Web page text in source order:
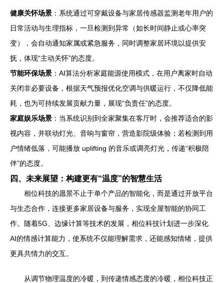
健康关怀场景 ：系统通过可穿戴设备与家居传感器监测老年用户的
日常活动与生理指标，一旦检测到异常（如长时间静止或心率突
变），会自动通知家属或紧急服务，同时调整家居环境以提供安
抚，体现“主动关怀”的态度。
节能环保场景 ：AI算法分析家庭能源使用模式，在用户离家时自动
关闭非必要设备，根据天气预报优化空调与供暖运行，不仅降低能
耗，也为可持续发展贡献力量，展现“负责任”的态度。
家庭娱乐场景 ：当系统识别到全家聚集在客厅时，会推荐适合的影
视内容，并联动灯光、音响与窗帘，营造影院级体验；若检测到用
户情绪低落，可能播放 uplifting 的音乐或调亮灯光，传递“积极陪
伴”的态度。
四、未来展望：构建更有“温度”的智慧生活
相位科技的愿景不止于单个产品的智能化，而是通过开放平台
与生态合作，连接更多家居设备与服务，实现全屋智能的协同工
作。随着5G、边缘计算等技术的发展，相位科技计划进一步深化
AI的情感计算能力，使系统不仅能理解需求，还能感知情绪，提供
更具共情力的交互。
从调节物理温度的冷暖，到传递情感态度的冷暖，相位科技正